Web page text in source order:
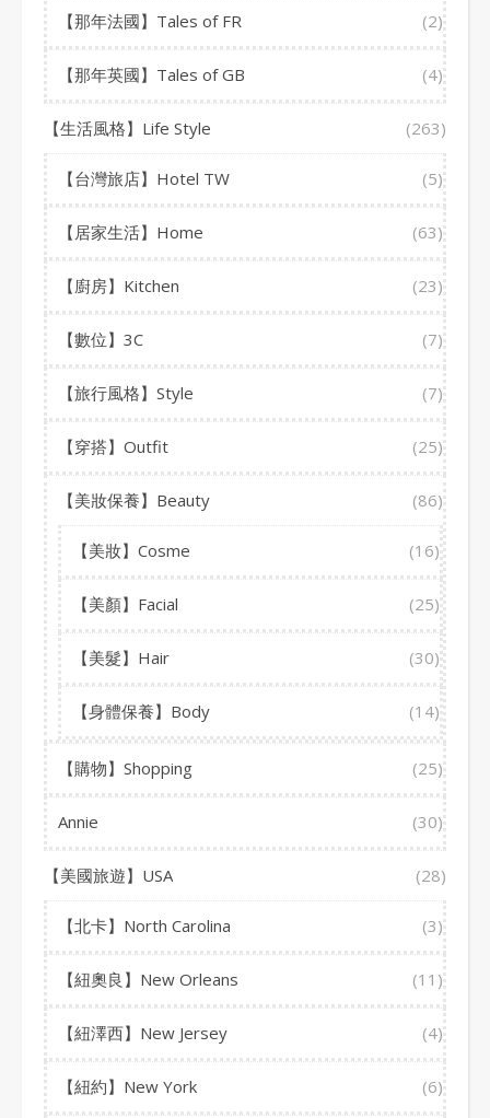
【那年法國】Tales of FR (2)
【那年英國】Tales of GB (4)
【生活風格】Life Style (263)
【台灣旅店】Hotel TW (5)
【居家生活】Home (63)
【廚房】Kitchen (23)
【數位】3C (7)
【旅行風格】Style (7)
【穿搭】Outfit (25)
【美妝保養】Beauty (86)
【美妝】Cosme (16)
【美顏】Facial (25)
【美髮】Hair (30)
【身體保養】Body (14)
【購物】Shopping (25)
Annie (30)
【美國旅遊】USA (28)
【北卡】North Carolina (3)
【紐奧良】New Orleans (11)
【紐澤西】New Jersey (4)
【紐約】New York (6)